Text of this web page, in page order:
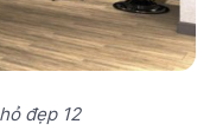
đẹp 12